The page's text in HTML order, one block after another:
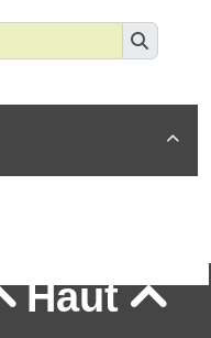

Haut